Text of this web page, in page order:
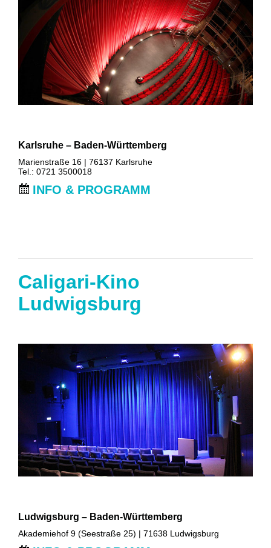
Karlsruhe – Baden-Württemberg
Marienstraße 16 | 76137 Karlsruhe
Tel.: 0721 3500018
INFO & PROGRAMM
Caligari-Kino
Ludwigsburg
Ludwigsburg – Baden-Württemberg
Akademiehof 9 (Seestraße 25) | 71638 Ludwigsburg